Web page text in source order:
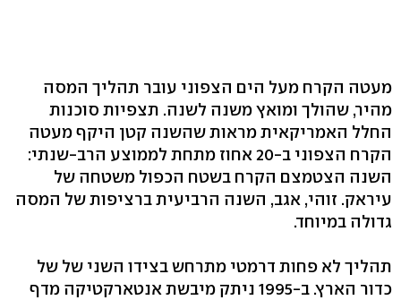
מעטה הקרח מעל הים הצפוני עובר תהליך המסה
מהיר, שהולך ומואץ משנה לשנה. תצפיות סוכנות
החלל האמריקאית מראות שהשנה קטן היקף מעטה
הקרח הצפוני ב-20 אחוז מתחת לממוצע הרב-שנתי:
השנה הצטמצם הקרח בשטח הכפול משטחה של
עיראק. זוהי, אגב, השנה הרביעית ברציפות של המסה
גדולה במיוחד.
תהליך לא פחות דרמטי מתרחש בצידו השני של של
כדור הארץ. ב-1995 ניתק מיבשת אנטארקטיקה מדף